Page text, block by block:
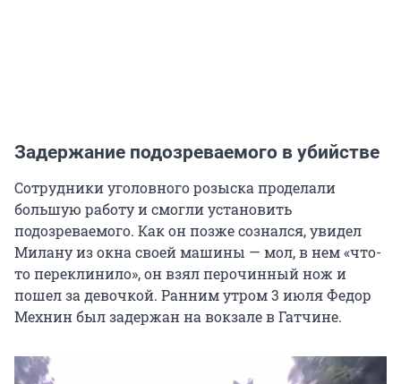
Задержание подозреваемого в убийстве
Сотрудники уголовного розыска проделали
большую работу и смогли установить
подозреваемого. Как он позже сознался, увидел
Милану из окна своей машины — мол, в нем «что-
то переклинило», он взял перочинный нож и
пошел за девочкой. Ранним утром3 июляФедор
Мехнин был задержан на вокзале в Гатчине.